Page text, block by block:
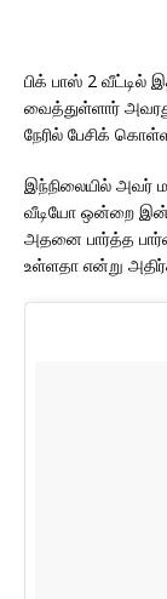
பிக் பாஸ் 2
வைத்துள்ளார் அவரது
நேரில் பேசிக்
இந்நிலையில் அவர்
வீடியோ ஒன்றை
அதனை பார்த்த
உள்ளதா என்று